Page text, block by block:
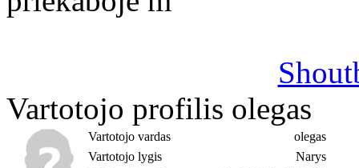
Vartotojo profilis olegas
Vartotojo vardas
olegas
Vartotojo lygis
Narys